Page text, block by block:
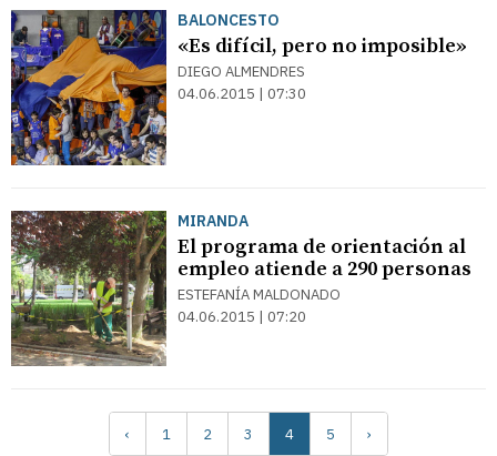
BALONCESTO
«Es difícil, pero no imposible»
DIEGO ALMENDRES
04.06.2015 | 07:30
MIRANDA
El programa de orientación al
empleo atiende a 290 personas
ESTEFANÍA MALDONADO
04.06.2015 | 07:20
‹ 1 2 3 4 5 ›